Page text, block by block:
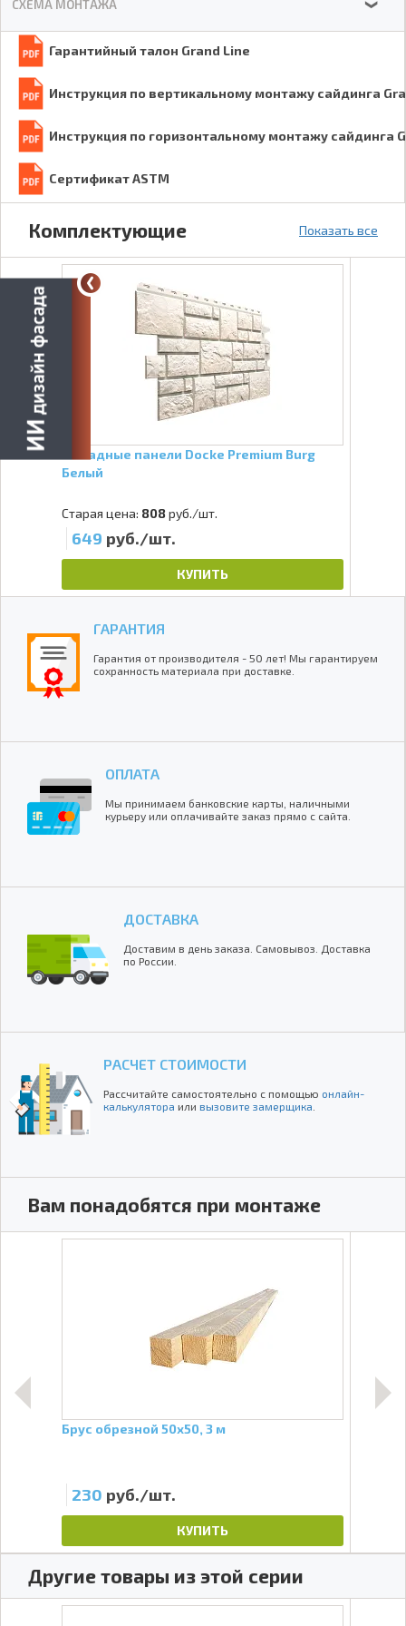
Гарантийный талон Grand Line
Инструкция по вертикальному монтажу сайдинга
Инструкция по горизонтальному монтажу сайдинга
Сертификат ASTM
СХЕМА МОНТАЖА ❯
Комплектующие Показать все
Фасадные панели Docke Premium Burg
Белый
Старая цена: 808руб./шт.
649 руб./шт.
КУПИТЬ
ГАРАНТИЯ
Гарантия от производителя - 50 лет! Мы гарантируем
сохранность материала при доставке.
ОПЛАТА
Мы принимаем банковские карты, наличными
курьеру или оплачивайте заказ прямо с сайта.
ДОСТАВКА
Доставим в день заказа. Самовывоз. Доставка
по России.
РАСЧЕТ СТОИМОСТИ
Рассчитайте самостоятельно с помощью онлайн-
калькулятора или вызовите замерщика
Вам понадобятся при монтаже
Брус обрезной 50х50, 3 м
230 руб./шт.
КУПИТЬ
Другие товары из этой серии